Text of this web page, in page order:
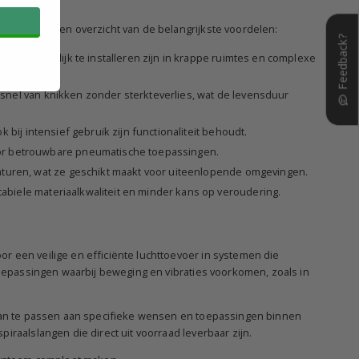
een overzicht van de belangrijkste voordelen:
ze makkelijk te installeren zijn in krappe ruimtes en complexe
van knikken zonder sterkteverlies, wat de levensduur
bij intensief gebruik zijn functionaliteit behoudt.
betrouwbare pneumatische toepassingen.
wat ze geschikt maakt voor uiteenlopende omgevingen.
materiaalkwaliteit en minder kans op veroudering.
een veilige en efficiënte luchttoevoer in systemen die
waarbij beweging en vibraties voorkomen, zoals in
te passen aan specifieke wensen en toepassingen binnen
die direct uit voorraad leverbaar zijn.
Feedback?